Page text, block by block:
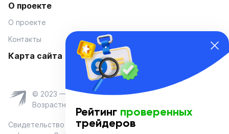
О проекте
О проекте
Контакты
Карта сайта
© 2023 — Coinmania
Возрастное ограничение 16+
Свидетельство о регистрации средства массовой
Рейтинг проверенных
трейдеров